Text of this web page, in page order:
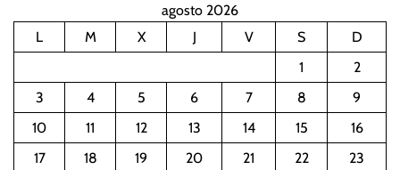
agosto 2026
L
M X J V S
D
1
2
3
4 5 6 7 8
9
10
11 12 13 14 15
16
17
18 19 20 21 22
23